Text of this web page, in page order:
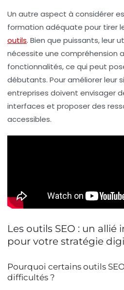
Un autre aspect à considérer
formation adéquate pour tirer
outils. Bien que puissants, leur
nécessite une compréhension
fonctionnalités, ce qui peut
débutants. Pour améliorer leur
entreprises doivent envisager
interfaces et proposer des
accessibles.
Les outils SEO : un
pour votre stratégie
Pourquoi certains outils
difficultés ?